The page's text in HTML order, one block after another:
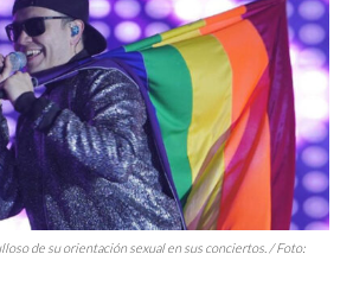
de su orientación sexual en sus conciertos. / Foto: